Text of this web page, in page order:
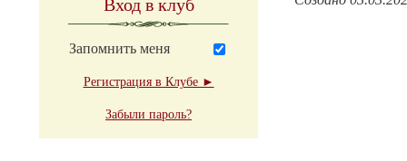
Вход в клуб
Запомнить меня
Регистрация в Клубе ►
Забыли пароль?